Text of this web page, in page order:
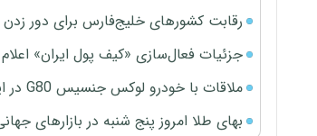
رقابت کشورهای خلیج‌فارس برای دور زدن
جزئیات فعال‌سازی «کیف پول ایران»
ملاقات با خودرو لوکس جنسیس G80 در ایران
بهای طلا امروز پنج شنبه در بازارهای